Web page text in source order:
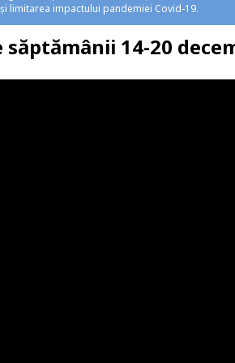
limitarea impactului pandemiei Covid-19.
săptămânii 14-20